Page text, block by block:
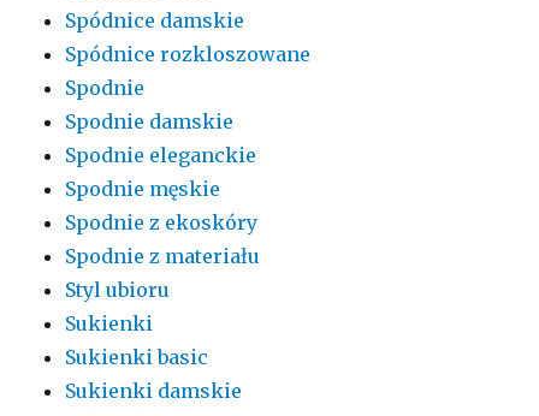
Spódnice damskie
Spódnice rozkloszowane
Spodnie
Spodnie damskie
Spodnie eleganckie
Spodnie męskie
Spodnie z ekoskóry
Spodnie z materiału
Styl ubioru
Sukienki
Sukienki basic
Sukienki damskie